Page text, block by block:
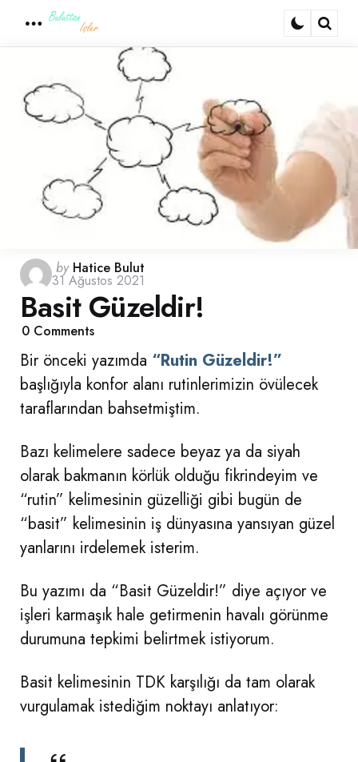
Menu
Posted
by
by Hatice Bulut
31 Ağustos 2021
Basit Güzeldir!
0 Comments
Bir önceki yazımda “Rutin Güzeldir!”
başlığıyla konfor alanı rutinlerimizin övülecek
taraflarından bahsetmiştim.
Bazı kelimelere sadece beyaz ya da siyah
olarak bakmanın körlük olduğu fikrindeyim ve
“rutin” kelimesinin güzelliği gibi bugün de
“basit” kelimesinin iş dünyasına yansıyan güzel
yanlarını irdelemek isterim.
Bu yazımı da “Basit Güzeldir!” diye açıyor ve
işleri karmaşık hale getirmenin havalı görünme
durumuna tepkimi belirtmek istiyorum.
Basit kelimesinin TDK karşılığı da tam olarak
vurgulamak istediğim noktayı anlatıyor: